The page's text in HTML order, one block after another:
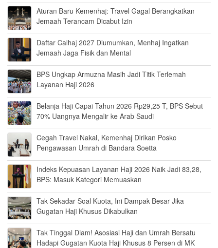
Aturan Baru Kemenhaj: Travel Gagal Berangkatkan
Jemaah Terancam Dicabut Izin
Daftar Calhaj 2027 Diumumkan, Menhaj Ingatkan
Jemaah Jaga Fisik dan Mental
BPS Ungkap Armuzna Masih Jadi Titik Terlemah
Layanan Haji 2026
Belanja Haji Capai Tahun 2026 Rp29,25 T, BPS Sebut
70% Uangnya Mengalir ke Arab Saudi
Cegah Travel Nakal, Kemenhaj Dirikan Posko
Pengawasan Umrah di Bandara Soetta
Indeks Kepuasan Layanan Haji 2026 Naik Jadi 83,28,
BPS: Masuk Kategori Memuaskan
Tak Sekadar Soal Kuota, Ini Dampak Besar Jika
Gugatan Haji Khusus Dikabulkan
Tak Tinggal Diam! Asosiasi Haji dan Umrah Bersatu
Hadapi Gugatan Kuota Haji Khusus 8 Persen di MK